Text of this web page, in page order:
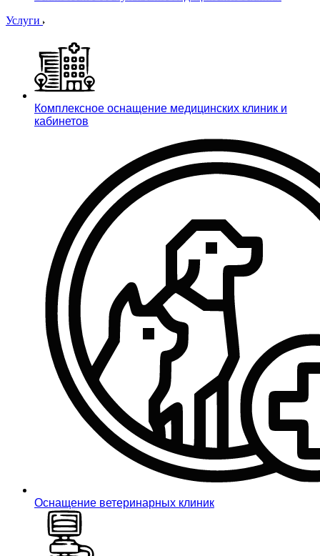
Услуги
Комплексное оснащение медицинских клиник и
кабинетов
Оснащение ветеринарных клиник